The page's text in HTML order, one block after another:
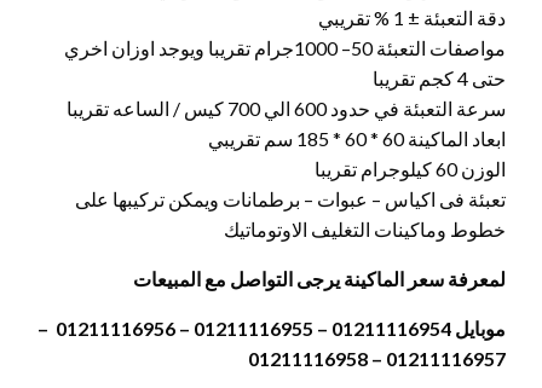
دقة التعبئة ± 1 % تقريبي
مواصفات التعبئة 50– 1000جرام تقريبا ويوجد اوزان اخري
حتى 4 كجم تقريبا
سرعة التعبئة في حدود 600 الي 700 كيس / الساعه تقريبا
ابعاد الماكينة 60 * 60 * 185 سم تقريبي
الوزن 60 كيلوجرام تقريبا
تعبئة فى اكياس – عبوات – برطمانات ويمكن تركيبها على
خطوط وماكينات التغليف الاوتوماتيك
لمعرفة سعر الماكينة يرجى التواصل مع المبيعات
موبايل 01211116954 – 01211116955 – 01211116956 –
01211116957 – 01211116958